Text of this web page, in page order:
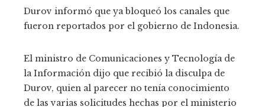
Durov informó que ya bloqueó los canales que
fueron reportados por el gobierno de Indonesia.
El ministro de Comunicaciones y Tecnología de
la Información dijo que recibió la disculpa de
Durov, quien al parecer no tenía conocimiento
de las varias solicitudes hechas por el ministerio